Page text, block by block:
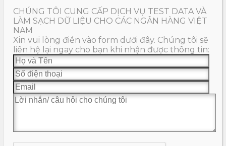
CHÚNG TÔI CUNG CẤP DỊCH VỤ TEST DATA VÀ
LÀM SẠCH DỮ LIỆU CHO CÁC NGÂN HÀNG VIỆT
NAM
Xin vui lòng điền vào form dưới đây. Chúng tôi sẽ
liên hệ lại ngay cho bạn khi nhận được thông tin: